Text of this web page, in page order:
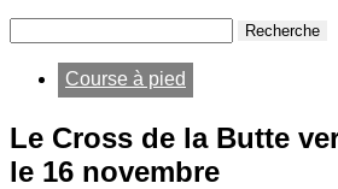
Course à pied
Le Cross de la Butte
le 16 novembre